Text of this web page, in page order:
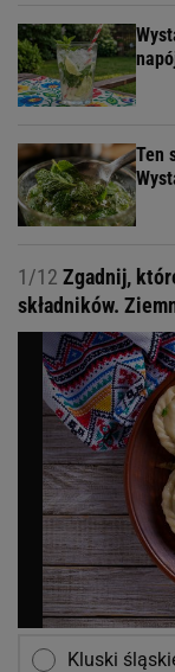
Ten
1/12 Zgadnij,
składników.
Kluski